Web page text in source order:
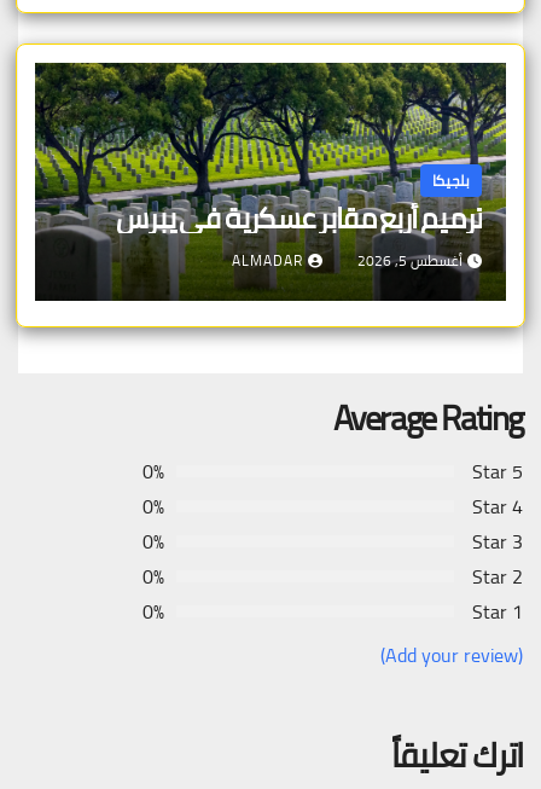
بلجيكا
ترميم أربع مقابر عسكرية في يبرس
أغسطس 5, 2026 ALMADAR
Average Rating
5 Star
0%
4 Star
0%
3 Star
0%
2 Star
0%
1 Star
0%
(Add your review)
اترك تعليقاً